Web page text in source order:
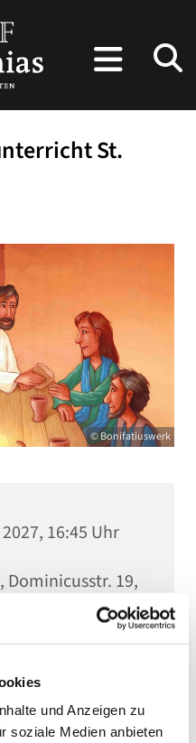
und Anzeigen zu
soziale Medien anbieten
St.
© Bonifatiuswerk
16:45 Uhr
Dominicusstr. 19,